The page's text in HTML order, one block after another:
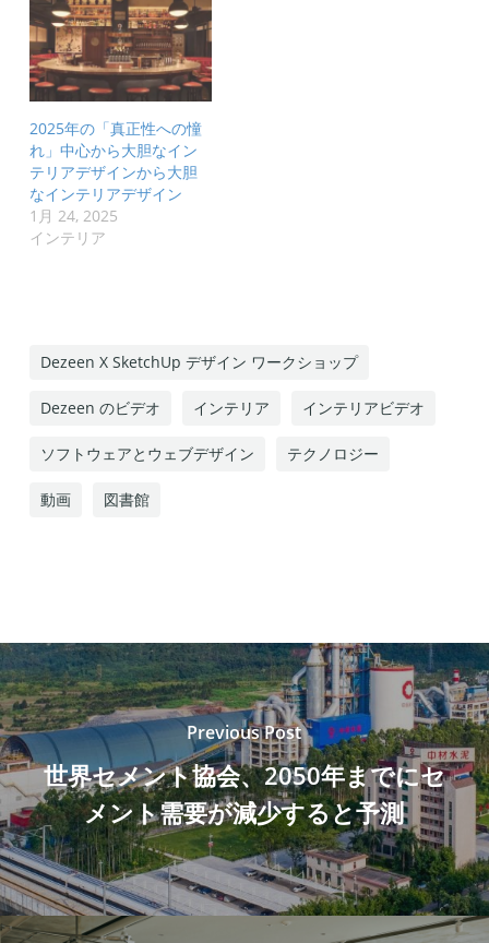
2025年の「真正性への憧
れ」中心から大胆なイン
テリアデザインから大胆
なインテリアデザイン
1月 24, 2025
インテリア
Dezeen X SketchUp デザイン ワークショップ
Dezeen のビデオ インテリア インテリアビデオ
ソフトウェアとウェブデザイン テクノロジー
動画 図書館
Previous Post
世界セメント協会、2050年までにセ
メント需要が減少すると予測